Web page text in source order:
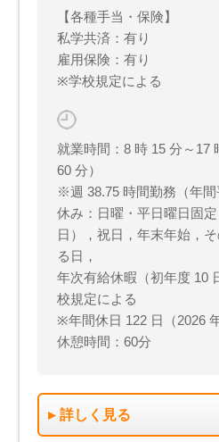
【各種手当・保険】
私学共済：有り
雇用保険：有り
※学校規定による
就業時間：8 時 15 分～17
60 分）
※週 38.75 時間勤務（年間
休み：日曜・平日曜日固
日），祝日，年末年始，
る日，
年次有給休暇（初年度 10
校規定による
※年間休日 122 日（2026
休憩時間：60分
詳しく見る